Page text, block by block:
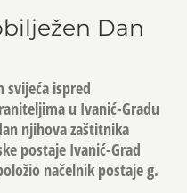
Dan
svijeća ispred
u Ivanić-Gradu
njihova zaštitnika
postaje Ivanić-Grad
načelnik postaje g.